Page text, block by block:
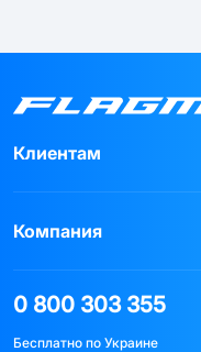
Клиентам
Компания
0 800 303 355
Бесплатно по Украине